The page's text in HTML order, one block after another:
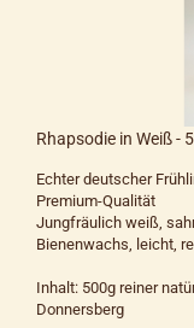
Rhapsodie in Weiß -
Echter deutscher
Premium-Qualität
Jungfräulich weiß,
Bienenwachs, leicht,
Inhalt: 500g reiner
Donnersberg